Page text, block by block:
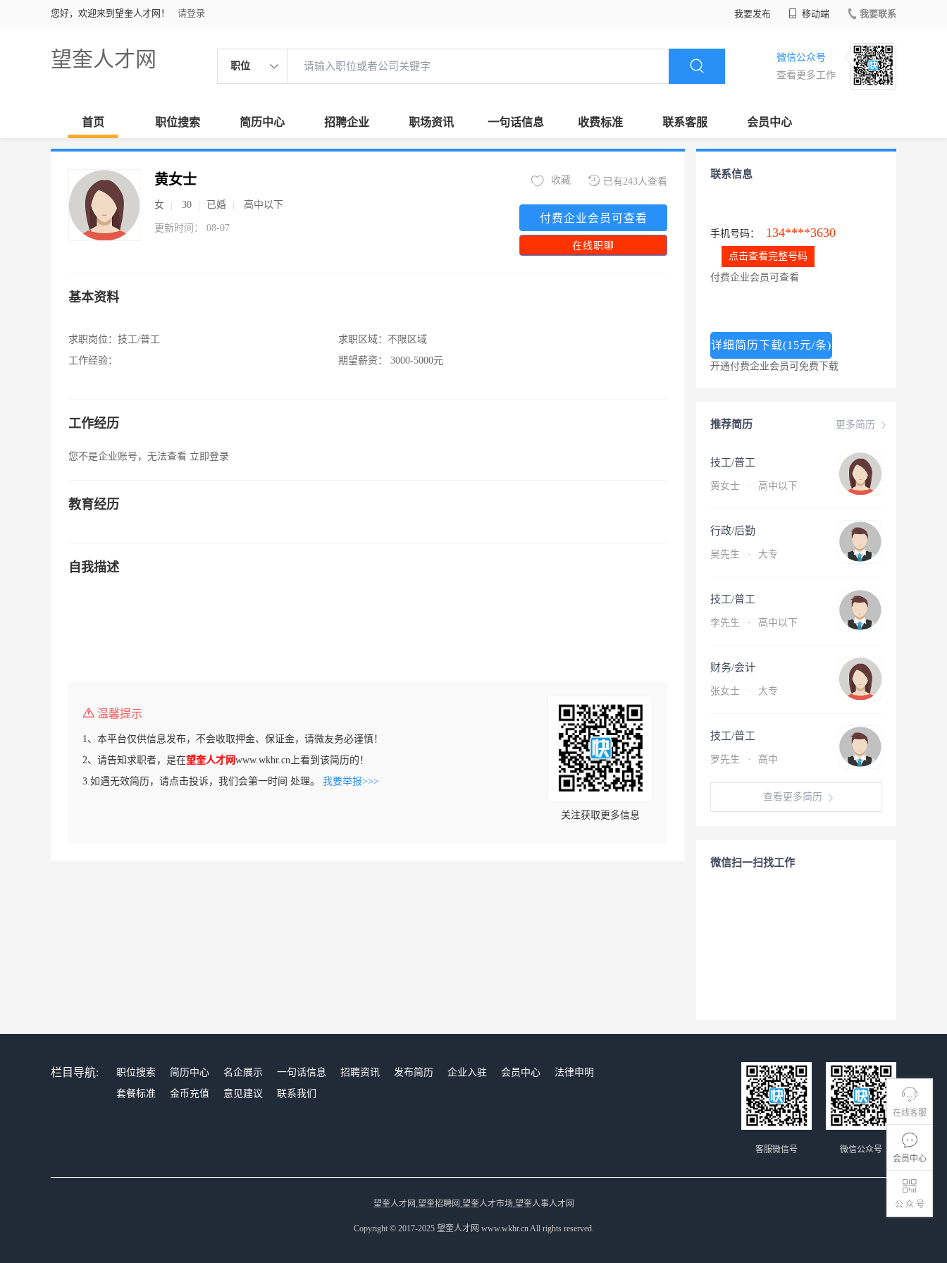
您好，欢迎来到望奎人才网！ 请登录 我要发布 移动端 我要联系
望奎人才网 职位
微信公众号
查看更多工作
首页 职位搜索 简历中心 招聘企业 职场资讯 一句话信息 收费标准 联系客服 会员中心
在线客服
会员中心
公 众 号
黄女士
女 30 已婚 高中以下
更新时间： 08-07
已有243人查看
收藏
付费企业会员可查看
在线职聊
基本资料
求职岗位： 技工/普工
工作经验：
求职区域： 不限区域
期望薪资：
3000-5000元
工作经历
您不是企业账号，无法查看 立即登录
教育经历
自我描述
温馨提示
1、本平台仅供信息发布，不会收取押金、保证金，请微友务必谨慎！
2、请告知求职者，是在望奎人才网www.wkhr.cn上看到该简历的！
3.如遇无效简历，请点击投诉，我们会第一时间 处理。 我要举报>>>
关注获取更多信息
联系信息
手机号码： 134****3630
点击查看完整号码
付费企业会员可查看
详细简历下载(15元/条)
开通付费企业会员可免费下载
更多简历
推荐简历
技工/普工
黄女士 · 高中以下
行政/后勤
吴先生 · 大专
技工/普工
李先生 · 高中以下
财务/会计
张女士 · 大专
技工/普工
罗先生 · 高中
查看更多简历
微信扫一扫找工作
栏目导航: 职位搜索 简历中心 名企展示 一句话信息 招聘资讯 发布简历 企业入驻 会员中心
法律申明
套餐标准
金币充值 意见建议 联系我们
微信公众号
客服微信号
望奎人才网,望奎招聘网,望奎人才市场,望奎人事人才网
Copyright © 2017-2025 望奎人才网 www.wkhr.cn All rights reserved.